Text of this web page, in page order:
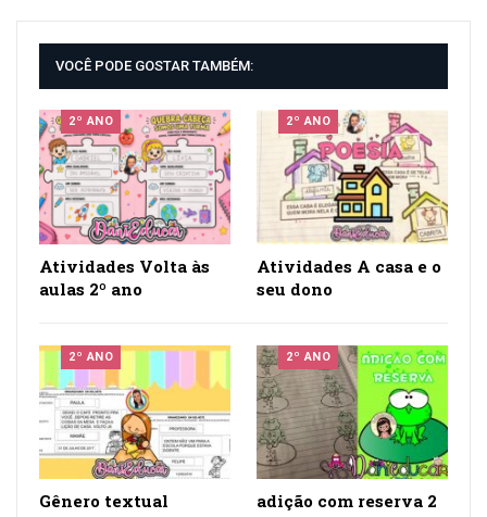
VOCÊ PODE GOSTAR TAMBÉM:
2º ANO
Atividades Volta às
aulas 2º ano
2º ANO
Atividades A casa e o
seu dono
2º ANO
Gênero textual
2º ANO
adição com reserva 2